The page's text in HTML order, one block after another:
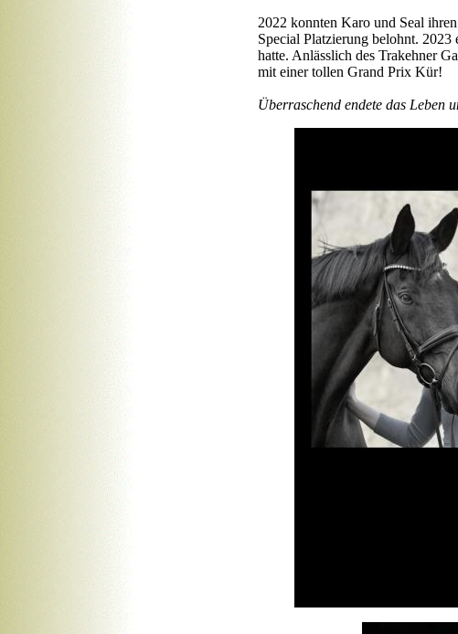
2022 konnten Karo und Seal
Special Platzierung belohnt.
hatte. Anlässlich des Trakehner
mit einer tollen Grand Prix Kür!
Überraschend endete das Leben